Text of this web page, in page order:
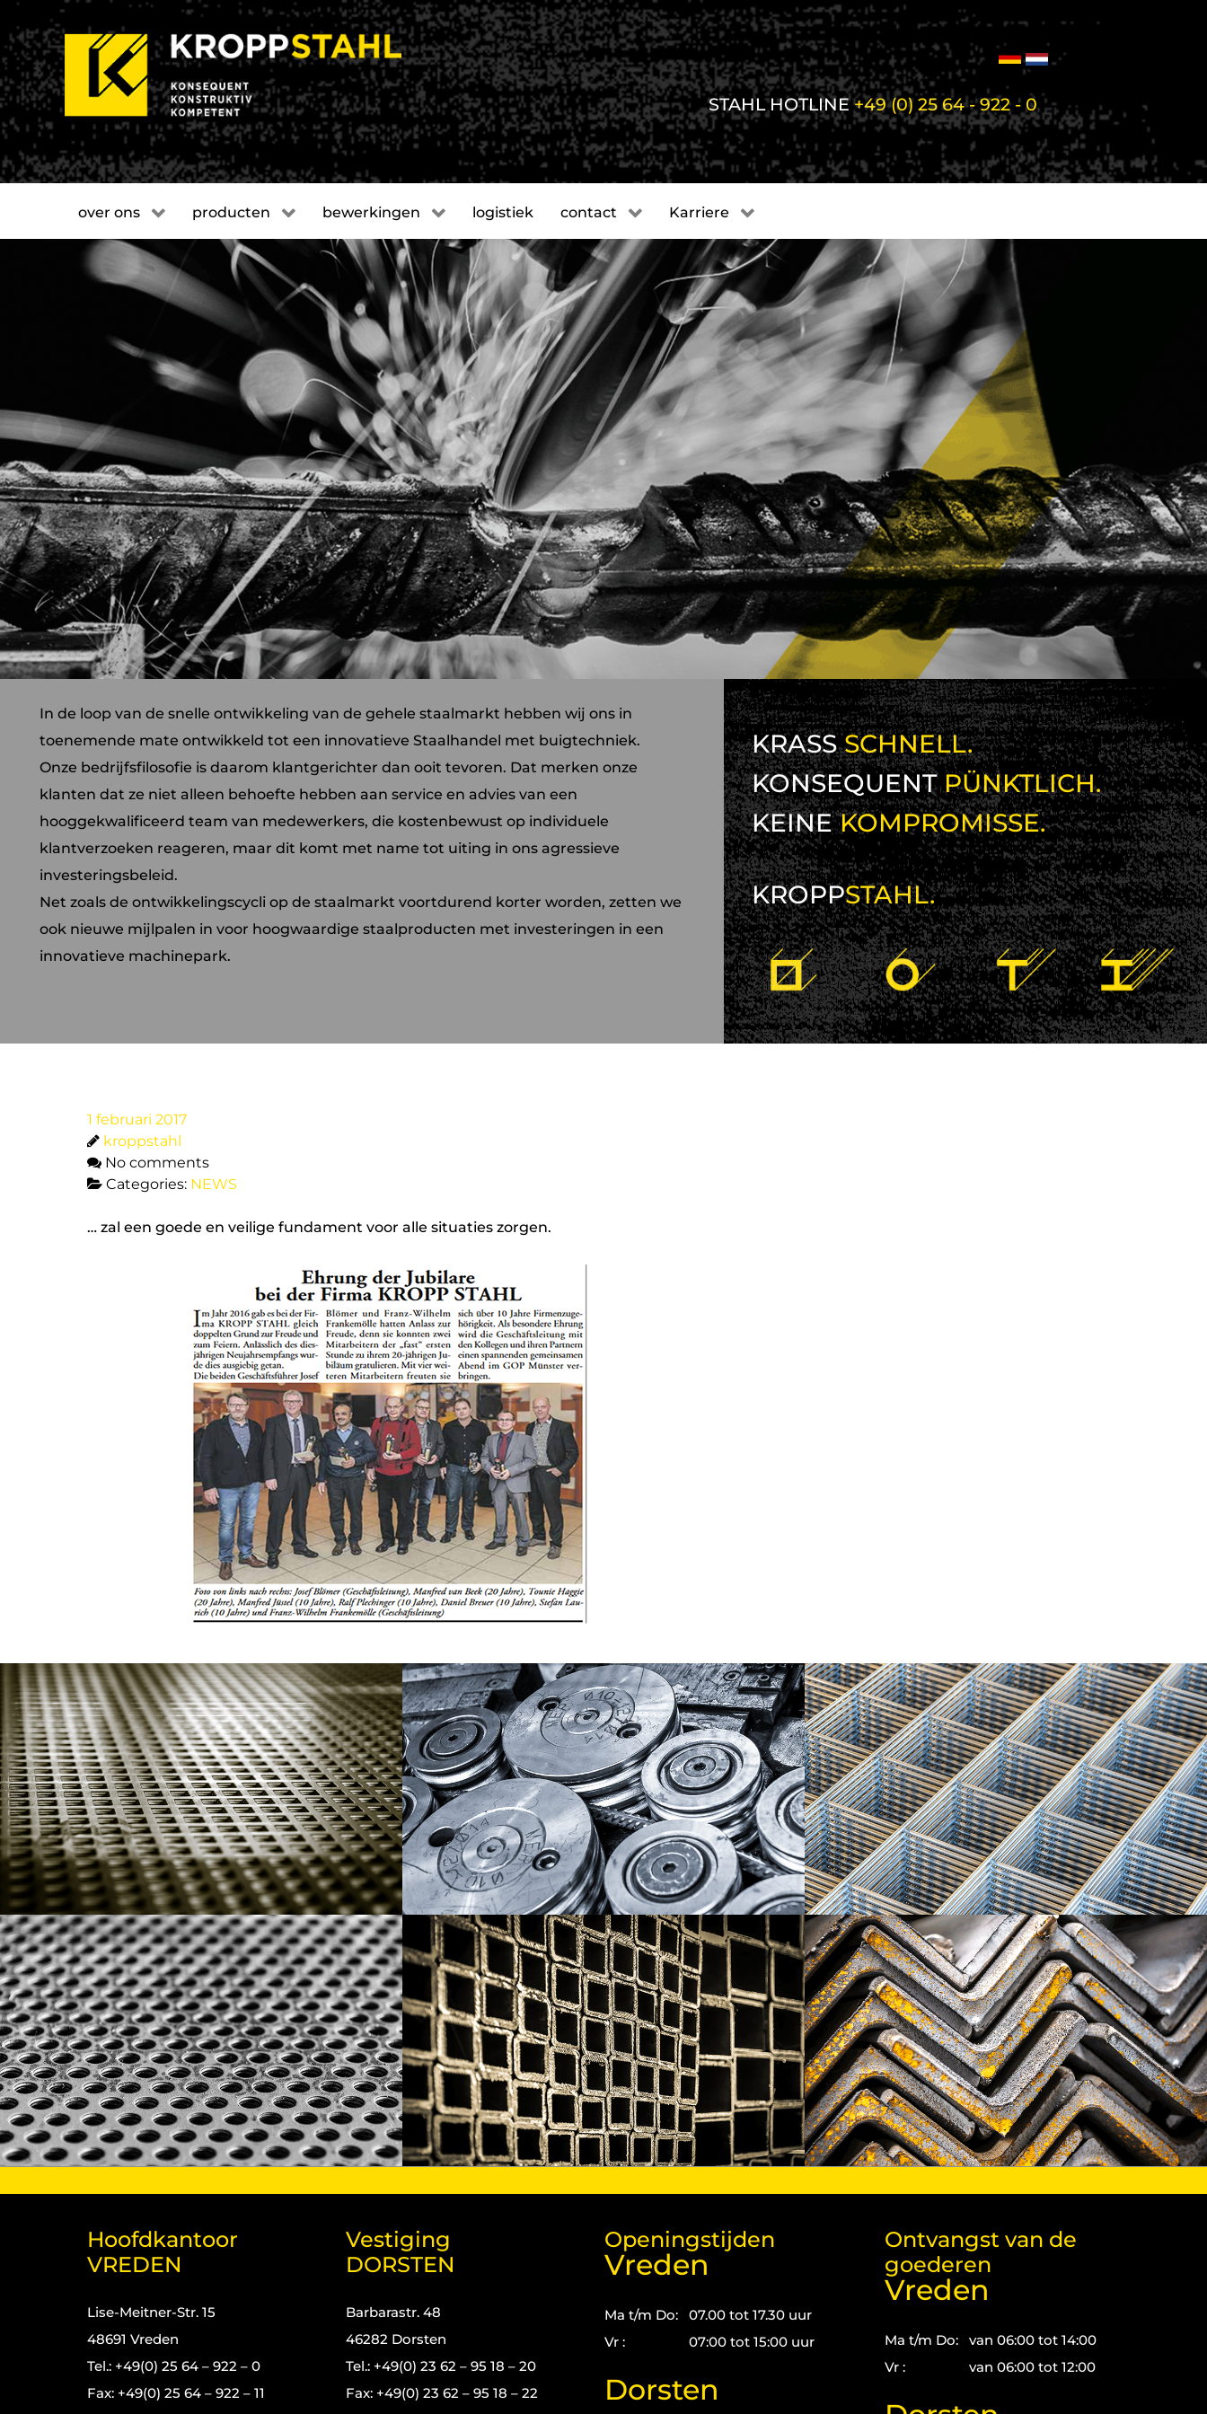
STAHL HOTLINE+49 (0) 25 64 - 922 - 0
over ons producten bewerkingen logistiek contact Karriere
In de loop van de snelle ontwikkeling van de gehele staalmarkt hebben wij ons in
toenemende mate ontwikkeld tot een innovatieve Staalhandel met buigtechniek.
Onze bedrijfsfilosofie is daarom klantgerichter dan ooit tevoren. Dat merken onze
klanten dat ze niet alleen behoefte hebben aan service en advies van een
hooggekwalificeerd team van medewerkers, die kostenbewust op individuele
klantverzoeken reageren, maar dit komt met name tot uiting in ons agressieve
investeringsbeleid.
Net zoals de ontwikkelingscycli op de staalmarkt voortdurend korter worden, zetten we
ook nieuwe mijlpalen in voor hoogwaardige staalproducten met investeringen in een
innovatieve machinepark.
KRASSSCHNELL.
KONSEQUENTPÜNKTLICH.
KEINEKOMPROMISSE.
KROPPSTAHL.
1 februari 2017
kroppstahl
No comments
Categories: NEWS
… zal een goede en veilige fundament voor alle situaties zorgen.
Hoofdkantoor
VREDEN
Lise-Meitner-Str. 15
48691 Vreden
Tel.: +49(0) 25 64 – 922 – 0
Fax: +49(0) 25 64 – 922 – 11
Vestiging
DORSTEN
Barbarastr. 48
46282 Dorsten
Tel.: +49(0) 23 62 – 95 18 – 20
Fax: +49(0) 23 62 – 95 18 – 22
Openingstijden
Vreden
Ma t/m Do:
Vr :
07.00 tot 17.30 uur
07:00 tot 15:00 uur
Dorsten
Ontvangst van de
goederen
Vreden
Ma t/m Do:
Vr :
van 06:00 tot 14:00
van 06:00 tot 12:00